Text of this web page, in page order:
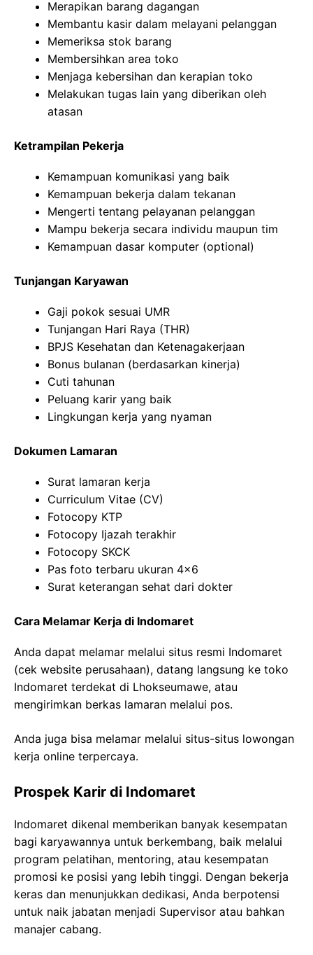
Merapikan barang dagangan
Membantu kasir dalam melayani pelanggan
Memeriksa stok barang
Membersihkan area toko
Menjaga kebersihan dan kerapian toko
Melakukan tugas lain yang diberikan oleh
atasan
Ketrampilan Pekerja
Kemampuan komunikasi yang baik
Kemampuan bekerja dalam tekanan
Mengerti tentang pelayanan pelanggan
Mampu bekerja secara individu maupun tim
Kemampuan dasar komputer (optional)
Tunjangan Karyawan
Gaji pokok sesuai UMR
Tunjangan Hari Raya (THR)
BPJS Kesehatan dan Ketenagakerjaan
Bonus bulanan (berdasarkan kinerja)
Cuti tahunan
Peluang karir yang baik
Lingkungan kerja yang nyaman
Dokumen Lamaran
Surat lamaran kerja
Curriculum Vitae (CV)
Fotocopy KTP
Fotocopy Ijazah terakhir
Fotocopy SKCK
Pas foto terbaru ukuran 4×6
Surat keterangan sehat dari dokter
Cara Melamar Kerja di Indomaret
Anda dapat melamar melalui situs resmi Indomaret
(cek website perusahaan), datang langsung ke toko
Indomaret terdekat di Lhokseumawe, atau
mengirimkan berkas lamaran melalui pos.
Anda juga bisa melamar melalui situs-situs lowongan
kerja online terpercaya.
Prospek Karir di Indomaret
Indomaret dikenal memberikan banyak kesempatan
bagi karyawannya untuk berkembang, baik melalui
program pelatihan, mentoring, atau kesempatan
promosi ke posisi yang lebih tinggi. Dengan bekerja
keras dan menunjukkan dedikasi, Anda berpotensi
untuk naik jabatan menjadi Supervisor atau bahkan
manajer cabang.